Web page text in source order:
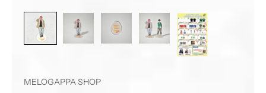
MELOGAPPA SHOP